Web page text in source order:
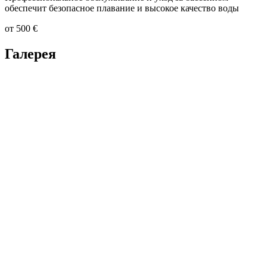
обеспечит безопасное плавание и высокое качество воды
от 500 €
Галерея